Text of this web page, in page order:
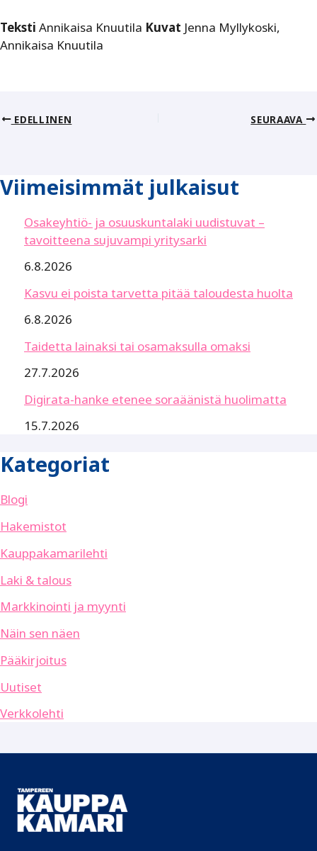
Teksti Annikaisa Knuutila Kuvat Jenna Myllykoski,
Annikaisa Knuutila
EDELLINEN SEURAAVA
Viimeisimmät julkaisut
Osakeyhtiö- ja osuuskuntalaki uudistuvat –
tavoitteena sujuvampi yritysarki
6.8.2026
Kasvu ei poista tarvetta pitää taloudesta huolta
6.8.2026
Taidetta lainaksi tai osamaksulla omaksi
27.7.2026
Digirata-hanke etenee soraäänistä huolimatta
15.7.2026
Kategoriat
Blogi
Hakemistot
Kauppakamarilehti
Laki & talous
Markkinointi ja myynti
Näin sen näen
Pääkirjoitus
Uutiset
Verkkolehti